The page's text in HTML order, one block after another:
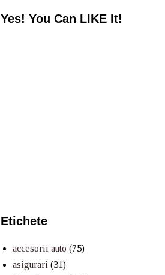
Yes! You Can LIKE It!
Etichete
accesorii auto (75)
asigurari (31)